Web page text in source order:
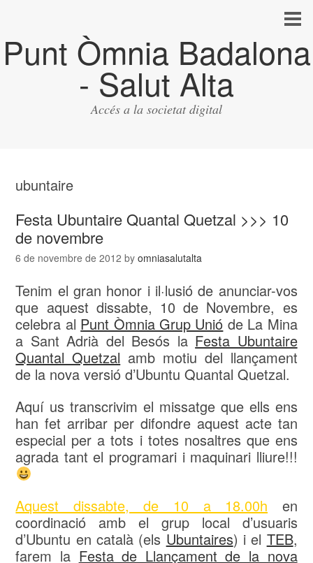
Punt Òmnia Badalona
- Salut Alta
Accés a la societat digital
ubuntaire
Festa Ubuntaire Quantal Quetzal >>> 10
de novembre
6 de novembre de 2012 byomniasalutalta
Tenim el gran honor i il·lusió de anunciar-vos
que aquest dissabte, 10 de Novembre, es
celebra al Punt Òmnia Grup Unió de La Mina
a Sant Adrià del Besós la Festa Ubuntaire
Quantal Quetzal amb motiu del llançament
de la nova versió d’Ubuntu Quantal Quetzal.
Aquí us transcrivim el missatge que ells ens
han fet arribar per difondre aquest acte tan
especial per a tots i totes nosaltres que ens
agrada tant el programari i maquinari lliure!!!
Aquest dissabte, de 10 a 18.00h en
coordinació amb el grup local d’usuaris
d’Ubuntu en català (els Ubuntaires) i el TEB,
farem la Festa de Llançament de la nova